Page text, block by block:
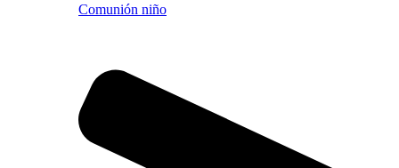
Comunión niño